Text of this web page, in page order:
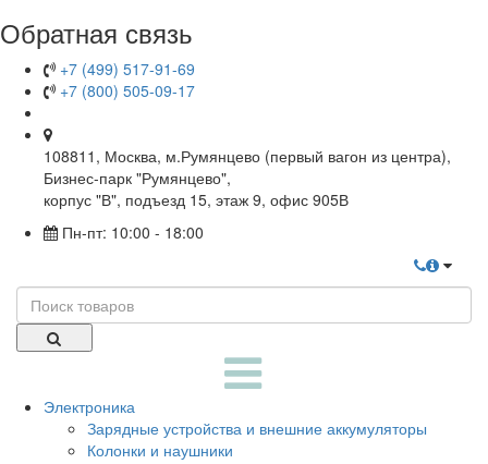
Обратная связь
+7 (499) 517-91-69
+7 (800) 505-09-17
108811, Москва, м.Румянцево (первый вагон из центра),
Бизнес-парк "Румянцево",
корпус "В", подъезд 15, этаж 9, офис 905В
Пн-пт: 10:00 - 18:00
Электроника
Зарядные устройства и внешние аккумуляторы
Колонки и наушники